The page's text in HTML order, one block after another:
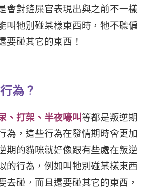
會對鏟屎官表現出與之前不一樣
叫牠別碰某樣東西時，牠不聽偏
要碰其它的東西！
為？
、打架、半夜嚎叫等都是叛逆期
為，這些行為在發情期時會更加
期的貓咪就好像跟有些處在叛逆
的行為，例如 叫牠別碰某樣東西
去碰，而且還要碰其它的東西，